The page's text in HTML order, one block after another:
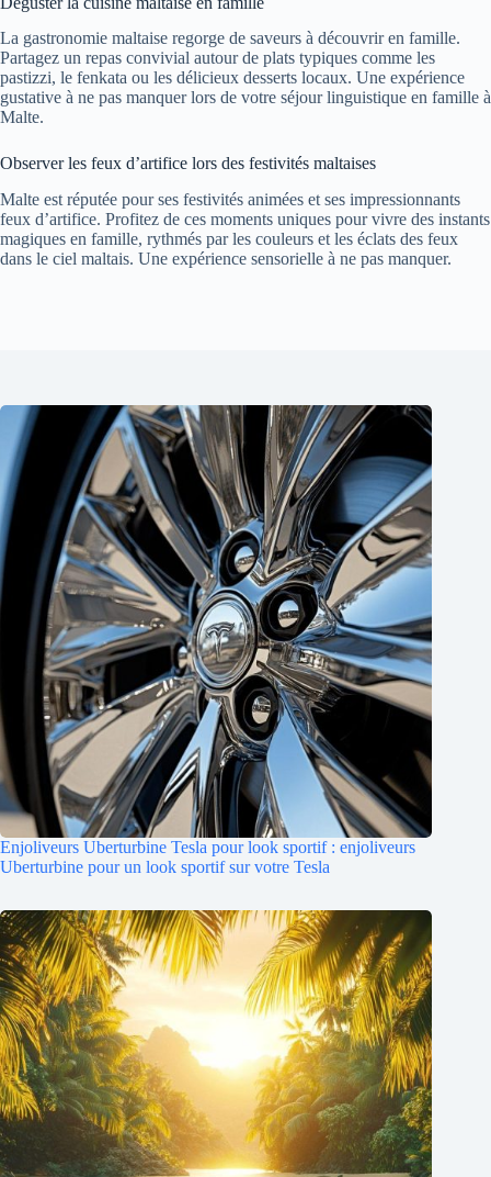
La gastronomie maltaise regorge de saveurs à découvrir en famille.
Partagez un repas convivial autour de plats typiques comme les
pastizzi, le fenkata ou les délicieux desserts locaux. Une expérience
gustative à ne pas manquer lors de votre séjour linguistique en famille à
Malte.
Observer les feux d’artifice lors des festivités maltaises
Malte est réputée pour ses festivités animées et ses impressionnants
feux d’artifice. Profitez de ces moments uniques pour vivre des instants
magiques en famille, rythmés par les couleurs et les éclats des feux
dans le ciel maltais. Une expérience sensorielle à ne pas manquer.
Enjoliveurs Uberturbine Tesla pour look sportif : enjoliveurs
Uberturbine pour un look sportif sur votre Tesla